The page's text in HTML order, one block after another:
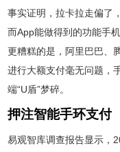
事实证明，拉卡拉走偏了
而App能做得到的功能手
更糟糕的是，阿里巴巴、
进行大额支付毫无问题，
端“U盾”梦碎。
押注智能手环支付
易观智库调查报告显示，